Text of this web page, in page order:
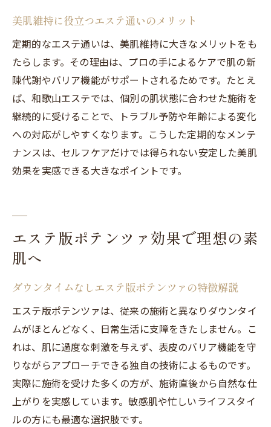
果
フェイシャルとフォトフェイシャルの主な
違い
エステで体感できる効果と選び方のコツ
和歌山エステで人気の施術を徹底比較
ダウンタイムなしのエステ施術のメリット
フォトフェイシャルが気になる方へのアド
バイス
自分に合ったエステ選びのチェックポイン
エステで自信を持てる素肌を手に入れる方
理由
フェイシャルエステで変わる毎日の自分
ダウンタイムなし施術がもたらす安心感
エステ通いで実感する内面の変化と美肌効
果
自分らしい美肌ケアを見つけるエステ活用
術
美肌維持に役立つエステ通いのメリット
定期的なエステ通いは、美肌維持に大きなメリットをも
たらします。その理由は、プロの手によるケアで肌の新
陳代謝やバリア機能がサポートされるためです。たとえ
ば、和歌山エステでは、個別の肌状態に合わせた施術を
継続的に受けることで、トラブル予防や年齢による変化
への対応がしやすくなります。こうした定期的なメンテ
ナンスは、セルフケアだけでは得られない安定した美肌
効果を実感できる大きなポイントです。
エステ版ポテンツァ効果で理想の素
肌へ
ダウンタイムなしエステ版ポテンツァの特徴解説
エステ版ポテンツァは、従来の施術と異なりダウンタイ
ムがほとんどなく、日常生活に支障をきたしません。こ
れは、肌に過度な刺激を与えず、表皮のバリア機能を守
りながらアプローチできる独自の技術によるものです。
実際に施術を受けた多くの方が、施術直後から自然な仕
上がりを実感しています。敏感肌や忙しいライフスタイ
ルの方にも最適な選択肢です。